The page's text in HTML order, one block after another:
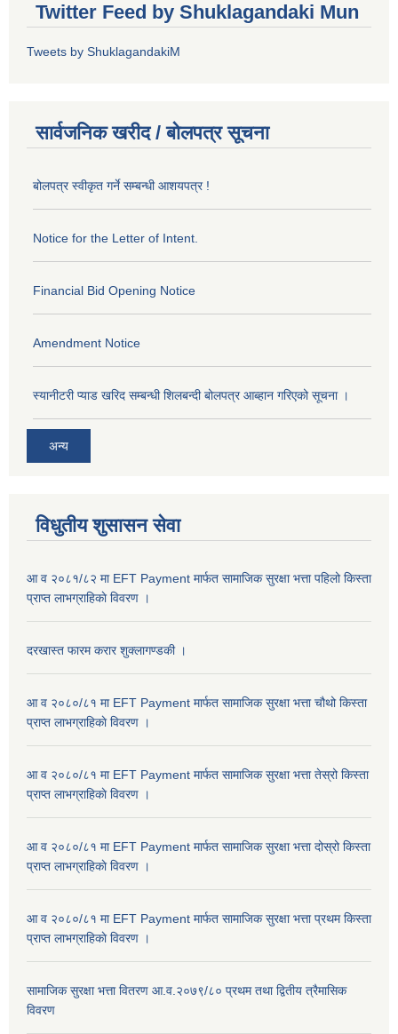
Twitter Feed by Shuklagandaki Mun
Tweets by ShuklagandakiM
सार्वजनिक खरीद / बोलपत्र सूचना
बोलपत्र स्वीकृत गर्ने सम्बन्धी आशयपत्र !
Notice for the Letter of Intent.
Financial Bid Opening Notice
Amendment Notice
स्यानीटरी प्याड खरिद सम्बन्धी शिलबन्दी बोलपत्र आब्हान गरिएको सूचना ।
अन्य
विधुतीय शुसासन सेवा
आ व २०८१/८२ मा EFT Payment मार्फत सामाजिक सुरक्षा भत्ता पहिलो किस्ता
प्राप्त लाभग्राहिकाे विवरण ।
दरखास्त फारम करार शुक्लागण्डकी ।
आ व २०८०/८१ मा EFT Payment मार्फत सामाजिक सुरक्षा भत्ता चौथो किस्ता
प्राप्त लाभग्राहिकाे विवरण ।
आ व २०८०/८१ मा EFT Payment मार्फत सामाजिक सुरक्षा भत्ता तेस्रो किस्ता
प्राप्त लाभग्राहिकाे विवरण ।
आ व २०८०/८१ मा EFT Payment मार्फत सामाजिक सुरक्षा भत्ता दोस्रो किस्ता
प्राप्त लाभग्राहिकाे विवरण ।
आ व २०८०/८१ मा EFT Payment मार्फत सामाजिक सुरक्षा भत्ता प्रथम किस्ता
प्राप्त लाभग्राहिकाे विवरण ।
सामाजिक सुरक्षा भत्ता वितरण आ.व.२०७९/८० प्रथम तथा द्वितीय त्रैमासिक
विवरण